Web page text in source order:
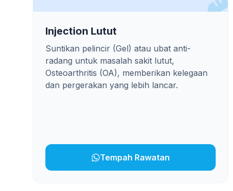
Injection Lutut
Suntikan pelincir (Gel) atau ubat anti-
radang untuk masalah sakit lutut,
Osteoarthritis (OA), memberikan kelegaan
dan pergerakan yang lebih lancar.
Tempah Rawatan